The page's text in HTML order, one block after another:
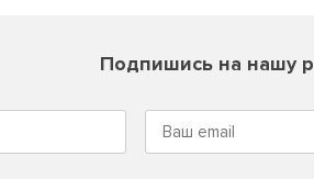
Подпишись на нашу